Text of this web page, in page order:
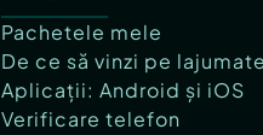
Pachetele mele
De ce să vinzi pe
Aplicații: Android și iOS
Verificare telefon